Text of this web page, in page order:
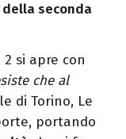
della seconda
si apre con
che al
di Torino, Le
portando